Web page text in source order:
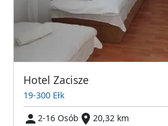
Hotel Zacisze
19-300 Ełk
2-16 Osób
20,32 km